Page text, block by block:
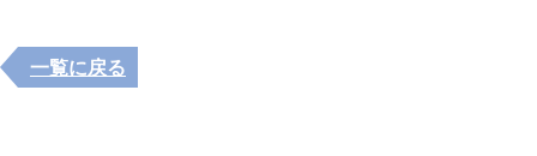
一覧に戻る